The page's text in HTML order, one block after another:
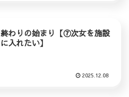
終わりの始まり【⑦次女を施設
に入れたい】
2025.12.08